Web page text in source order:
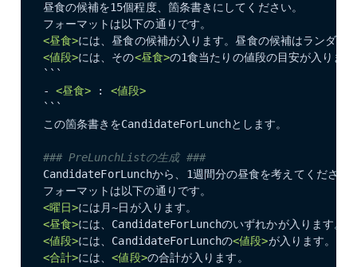
昼食の候補を15個程度、箇条書きにしてください。
<昼食>
<値段>には、その<昼食>の1食当たりの値段の目安が入りま
```
- <昼食> : <値段>
```
この箇条書きをCandidateForLunchとします。
### PreLunchListの生成 ###
CandidateForLunchから、1週間分の昼食を考えてください
<曜日>
<昼食>
<値段>には、CandidateForLunchの<値段>
<合計>には、<値段>の合計が入ります。